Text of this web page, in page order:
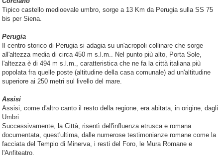
Tipico castello medioevale umbro, sorge a 13 Km da Perugia sulla SS 75
bis per Siena.
Perugia
Il centro storico di Perugia si adagia su un'acropoli collinare che sorge
all'altezza media di circa 450 m s.l.m.. Nel punto più alto, Porta Sole,
l'altezza è di 494 m s.l.m., caratteristica che ne fa la città italiana più
popolata fra quelle poste (altitudine della casa comunale) ad un'altitudine
superiore ai 250 metri sul livello del mare.
Assisi
Assisi, come d'altro canto il resto della regione, era abitata, in origine, dagli
Umbri.
Successivamente, la Città, risentì dell'influenza etrusca e romana
documentata, quest'ultima, dalle numerose testimonianze romane come la
facciata del Tempio di Minerva, i resti del Foro, le Mura Romane e
l'Anfiteatro.